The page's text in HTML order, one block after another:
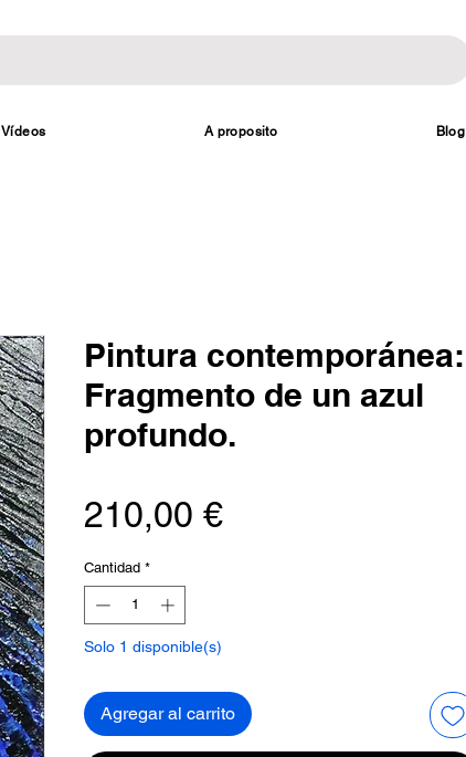
Vídeos A proposito Blog
Pintura contemporánea:
Fragmento de un azul
profundo.
210,00 €Precio
Cantidad *
Solo 1 disponible(s)
Agregar al carrito